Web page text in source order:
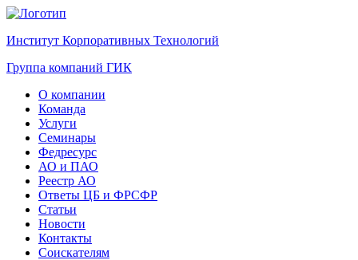
Институт Корпоративных Технологий
Группа компаний ГИК
О компании
Команда
Услуги
Семинары
Федресурс
АО и ПАО
Реестр АО
Ответы ЦБ и ФРСФР
Статьи
Новости
Контакты
Соискателям